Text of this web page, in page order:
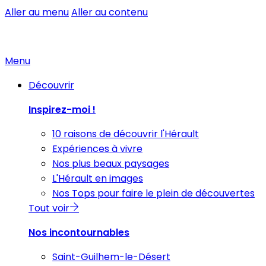
Aller au menuAller au contenu
Menu
Découvrir
Inspirez-moi !
10 raisons de découvrir l'Hérault
Expériences à vivre
Nos plus beaux paysages
L'Hérault en images
Nos Tops pour faire le plein de découvertes
Tout voir
Nos incontournables
Saint-Guilhem-le-Désert